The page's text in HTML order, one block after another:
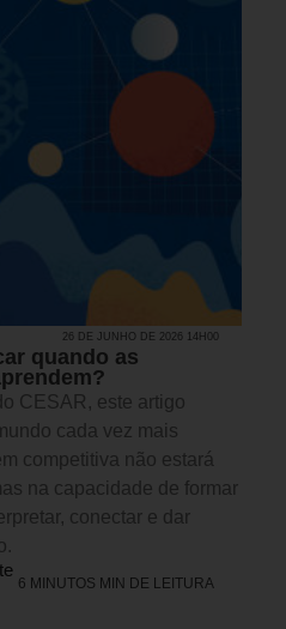
26 DE JUNHO DE 2026 14H00
quando as
CESAR, este artigo
cada vez mais
competitiva não estará
na capacidade de formar
conectar e dar
6 MINUTOS MIN DE LEITURA